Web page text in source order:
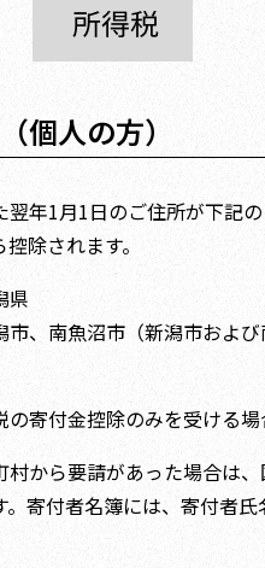
個人の方）
翌年1月1日のご住所が下記
除されます。
県
市、南魚沼市（新潟市およ
寄付金控除のみを受ける
村から要請があった場合は
寄付者名簿には、寄付者